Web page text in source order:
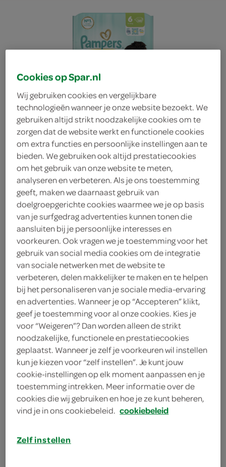
Pampers Baby luiers
Maat 6 13kg-18kg
Pampers
16.
99
20 Stuks
Let op: aanbiedingen zijn niet zichtbaar bij de
producten, maar worden wél automatisch
verwerkt in de winkelmand.
Cookies op Spar.nl
Wij gebruiken cookies en vergelijkbare
technologieën wanneer je onze website bezoekt. We
gebruiken altijd strikt noodzakelijke cookies om te
zorgen dat de website werkt en functionele cookies
om extra functies en persoonlijke instellingen aan te
bieden. We gebruiken ook altijd prestatiecookies
om het gebruik van onze website te meten,
analyseren en verbeteren. Als je ons toestemming
geeft, maken we daarnaast gebruik van
doelgroepgerichte cookies waarmee we je op basis
van je surfgedrag advertenties kunnen tonen die
aansluiten bij je persoonlijke interesses en
voorkeuren. Ook vragen we je toestemming voor het
gebruik van social media cookies om de integratie
van sociale netwerken met de website te
verbeteren, delen makkelijker te maken en te helpen
bij het personaliseren van je sociale media-ervaring
en advertenties. Wanneer je op “Accepteren” klikt,
geef je toestemming voor al onze cookies. Kies je
voor “Weigeren”? Dan worden alleen de strikt
noodzakelijke, functionele en prestatiecookies
geplaatst. Wanneer je zelf je voorkeuren wil instellen
kun je kiezen voor “zelf instellen”. Je kunt jouw
cookie-instellingen op elk moment aanpassen en je
toestemming intrekken. Meer informatie over de
cookies die wij gebruiken en hoe je ze kunt beheren,
vind je in ons cookiebeleid. cookiebeleid
Zelf instellen